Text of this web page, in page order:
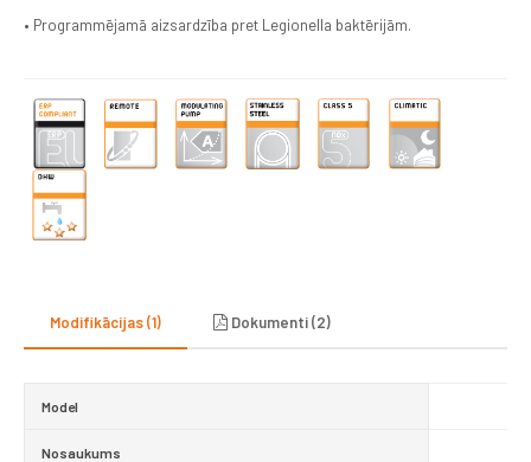
• Programmējamā aizsardzība pret Legionella baktērijām.
Modifikācijas (1) Dokumenti (2)
Model
Nosaukums